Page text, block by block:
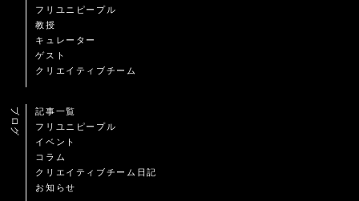
フリユニピープル
教授
キュレーター
ゲスト
クリエイティブチーム
ブログ
記事一覧
フリユニピープル
イベント
コラム
クリエイティブチーム日記
お知らせ